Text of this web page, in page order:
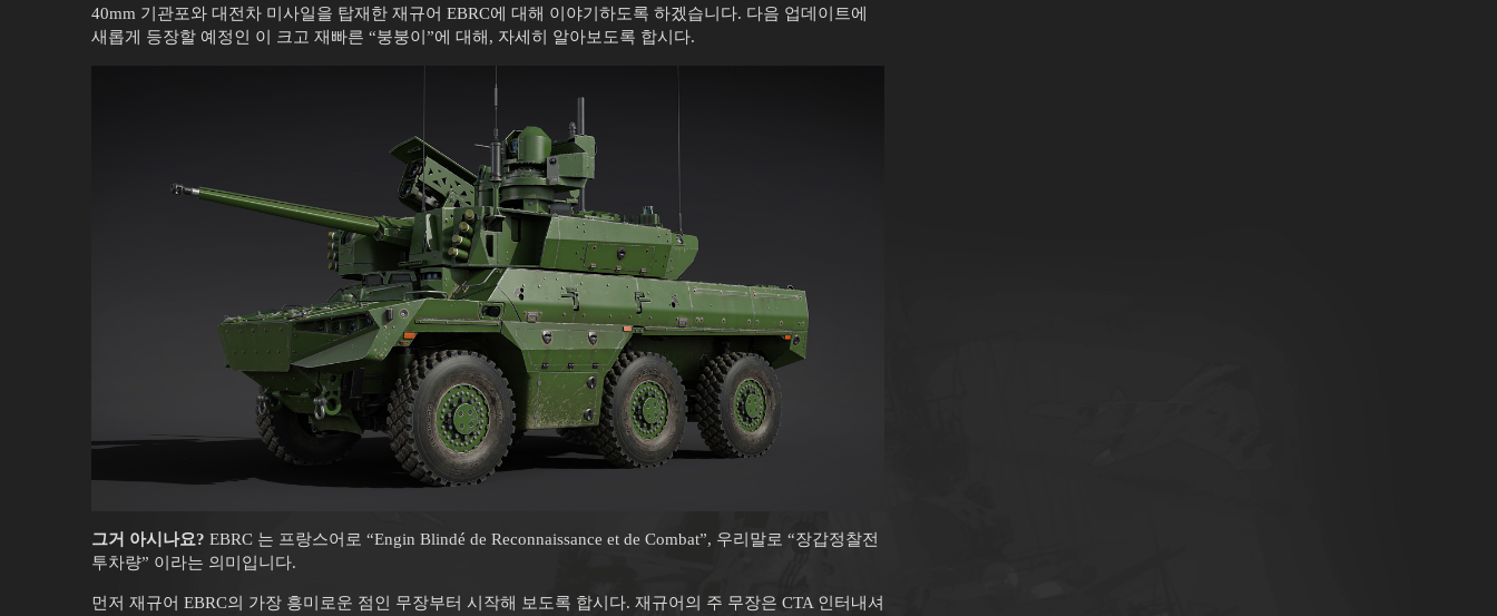
40mm 기관포와 대전차 미사일을 탑재한 재규어 EBRC에 대해 이야기하도록 하겠습니다. 다음 업데이트에
새롭게 등장할 예정인 이 크고 재빠른 “붕붕이”에 대해, 자세히 알아보도록 합시다.
그거 아시나요? EBRC 는 프랑스어로 “Engin Blindé de Reconnaissance et de Combat”, 우리말로 “장갑정찰전
투차량” 이라는 의미입니다.
먼저 재규어 EBRC의 가장 흥미로운 점인 무장부터 시작해 보도록 합시다. 재규어의 주 무장은 CTA 인터내셔